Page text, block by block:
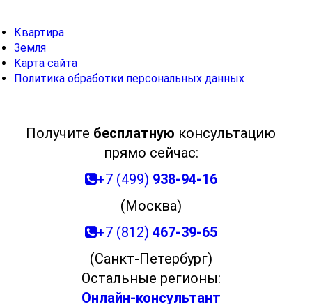
Квартира
Земля
Карта сайта
Политика обработки персональных данных
Получите бесплатную консультацию
прямо сейчас:
+7 (499) 938-94-16
(Москва)
+7 (812) 467-39-65
(Санкт-Петербург)
Остальные регионы:
Онлайн-консультант